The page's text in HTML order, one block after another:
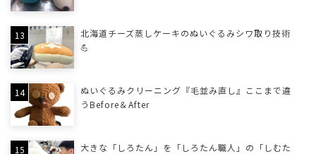
北海道チーズ蒸しケーキのぬいぐるみシワ取り技術
💪
ぬいぐるみクリーニング『毛並み直し』ここまで違
うBefore＆After
大きな「しろたん」を「しろたん職人」の「しむた